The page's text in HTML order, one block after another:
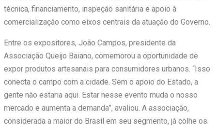
técnica, financiamento, inspeção sanitária e apoio à
comercialização como eixos centrais da atuação do Governo.
Entre os expositores, João Campos, presidente da
Associação Queijo Baiano, comemorou a oportunidade de
expor produtos artesanais para consumidores urbanos. “Isso
conecta o campo com a cidade. Sem o apoio do Estado, a
gente não estaria aqui. Estar nesse evento muda o nosso
mercado e aumenta a demanda”, avaliou. A associação,
considerada a maior do Brasil em seu segmento, já colhe os